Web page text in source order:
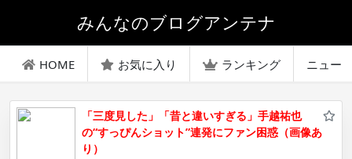
みんなのブログアンテナ
HOME お気に入り ランキング ニュー
「三度見した」「昔と違いすぎる」手越祐也
の“すっぴんショット”連発にファン困惑（画像あ
り）